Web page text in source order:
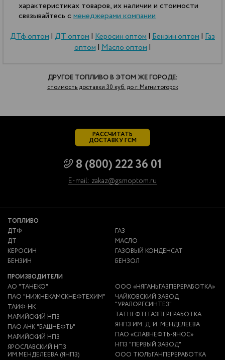
характеристиках товаров, их наличии и стоимости
связывайтесь с менеджерами компании
ДТф оптом| ДТ оптом| Керосин оптом| Бензин оптом| Газ
оптом|Масло оптом|
ДРУГОЕ ТОПЛИВО В ЭТОМ ЖЕ ГОРОДЕ:
стоимость доставки 30 куб. до г. Магнитогорск
РАССЧИТАТЬ
ДОСТАВКУ ГСМ
8 (800) 222 36 01
E-mail: zakaz@gsmoptom.ru
ТОПЛИВО
ДТФ
ДТ
КЕРОСИН
БЕНЗИН
ГАЗ
МАСЛО
ГАЗОВЫЙ КОНДЕНСАТ
БЕНЗОЛ
ПРОИЗВОДИТЕЛИ
АО "ТАНЕКО"
ПАО "НИЖНЕКАМСКНЕФТЕХИМ"
ТАИФ-НК
МАРИЙСКИЙ НПЗ
ПАО АНК "БАШНЕФТЬ"
МАРИЙСКИЙ НПЗ
ЯРОСЛАВСКИЙ НПЗ
ИМ.МЕНДЕЛЕЕВА (ЯНПЗ)
ООО «НЯГАНЬГАЗПЕРЕРАБОТКА»
ЧАЙКОВСКИЙ ЗАВОД
"УРАЛОРГСИНТЕЗ"
ТАТНЕФТЕГАЗПЕРЕРАБОТКА
ЯНПЗ ИМ. Д. И. МЕНДЕЛЕЕВА
ПАО «СЛАВНЕФТЬ-ЯНОС»
НПЗ "ПЕРВЫЙ ЗАВОД"
ООО ТЮЛЬГАНПЕРЕРАБОТКА